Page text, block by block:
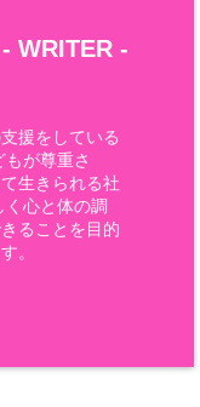
WRITER -
援をしている
が尊重さ
生きられる社
心と体の調
ることを目的
。